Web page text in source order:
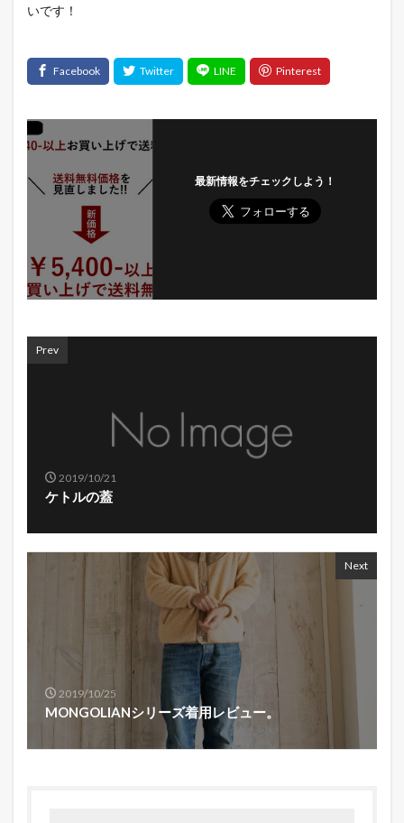
いです！
最新情報をチェックしよう！
Prev
2019/10/21
ケトルの蓋
Next
2019/10/25
MONGOLIANシリーズ着用レビュー。